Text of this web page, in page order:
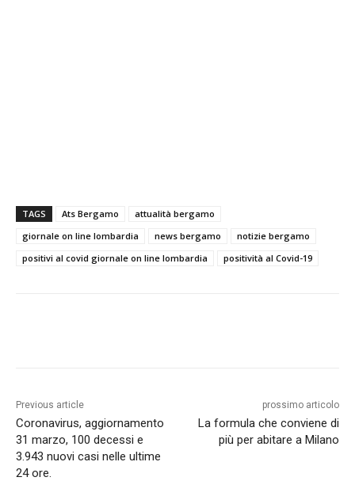
TAGS Ats Bergamo
attualità bergamo
giornale on line lombardia
news bergamo
notizie bergamo
positivi al covid giornale on line lombardia
positività al Covid-19
Previous article
Coronavirus, aggiornamento
31 marzo, 100 decessi e
3.943 nuovi casi nelle ultime
24 ore.
prossimo articolo
La formula che conviene di
più per abitare a Milano